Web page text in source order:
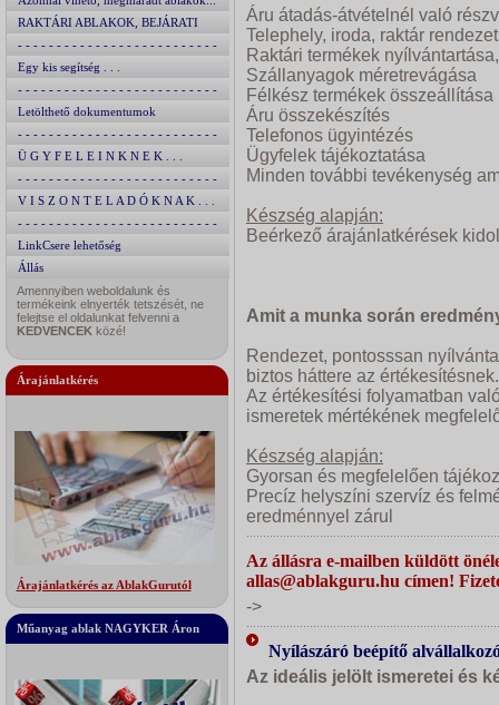
RAKTÁRI ABLAKOK, BEJÁRATI
AJTÓK
- - - - - - - - - - - - - - - - - - - - - - - - - -
Egy kis segítség . . .
- - - - - - - - - - - - - - - - - - - - - - - - - -
Letölthető dokumentumok
- - - - - - - - - - - - - - - - - - - - - - - - - -
Ü G Y F E L E I N K N E K . . .
- - - - - - - - - - - - - - - - - - - - - - - - - -
V I S Z O N T E L A D Ó K N A K . . .
- - - - - - - - - - - - - - - - - - - - - - - - - -
LinkCsere lehetőség
Állás
Amennyiben weboldalunk és
termékeink elnyerték tetszését, ne
felejtse el oldalunkat felvenni a
KEDVENCEK közé!
Árajánlatkérés
Árajánlatkérés az AblakGurutól
Műanyag ablak NAGYKER Áron
Áru átadás-átvételnél való
Telephely, iroda, raktár
Raktári termékek
Szállanyagok méretrevágása
Félkész termékek összeállítása
Áru összekészítés
Telefonos ügyintézés
Ügyfelek tájékoztatása
Minden további tevékenység
Készség alapján:
Beérkező árajánlatkérések
Amit a munka során
Rendezet, pontosssan
biztos háttere az értékesítésnek.
Az értékesítési folyamatban
ismeretek mértékének
Készség alapján:
Gyorsan és megfelelően
Precíz helyszíni szervíz és
eredménnyel zárul
Az állásra e-mailben küldött
allas@ablakguru.hu címen!
->
Nyílászáró beépítő
Az ideális jelölt ismeretei és